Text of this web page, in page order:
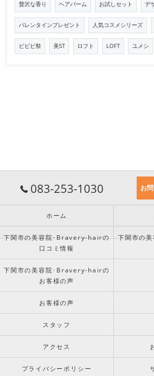
贅沢な香り ヘアバーム お試しセット デ
バレンタインプレゼント 人気コスメシリーズ
ビビビ祭 美ST ロフト LOFT ユメシ
083-253-1030 お
ホーム
下関市の美容院･Bravery-hairの
口コミ情報
下関市の
下関市の美容院･Bravery-hairの
お客様の声
お客様の声
スタッフ
アクセス
プライバシーポリシー